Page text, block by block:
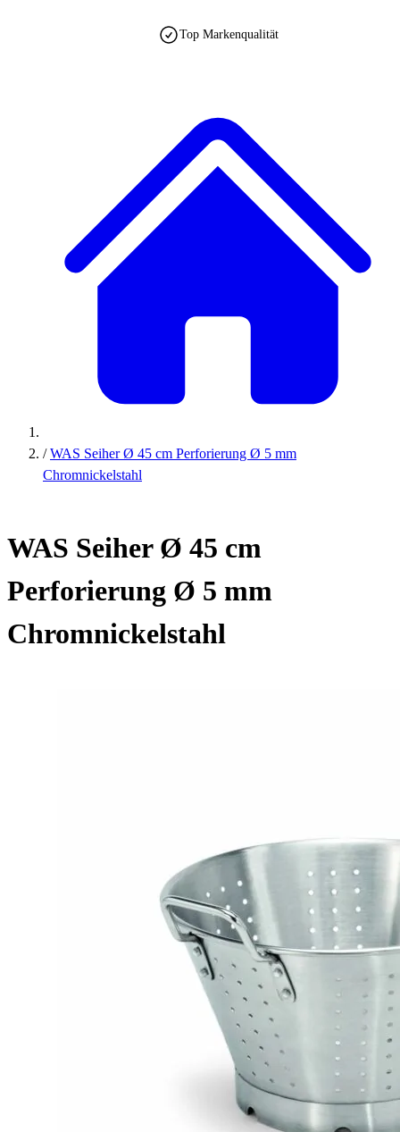
Top Markenqualität
/ WAS Seiher Ø 45 cm Perforierung Ø 5 mm
Chromnickelstahl
WAS Seiher Ø 45 cm
Perforierung Ø 5 mm
Chromnickelstahl